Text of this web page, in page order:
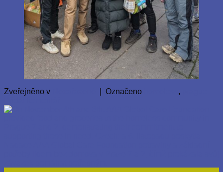
Zveřejněno v Označeno ,